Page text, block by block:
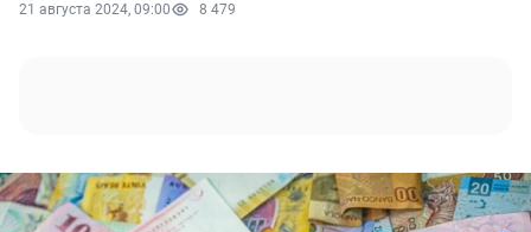
21 августа 2024, 09:00 8 479